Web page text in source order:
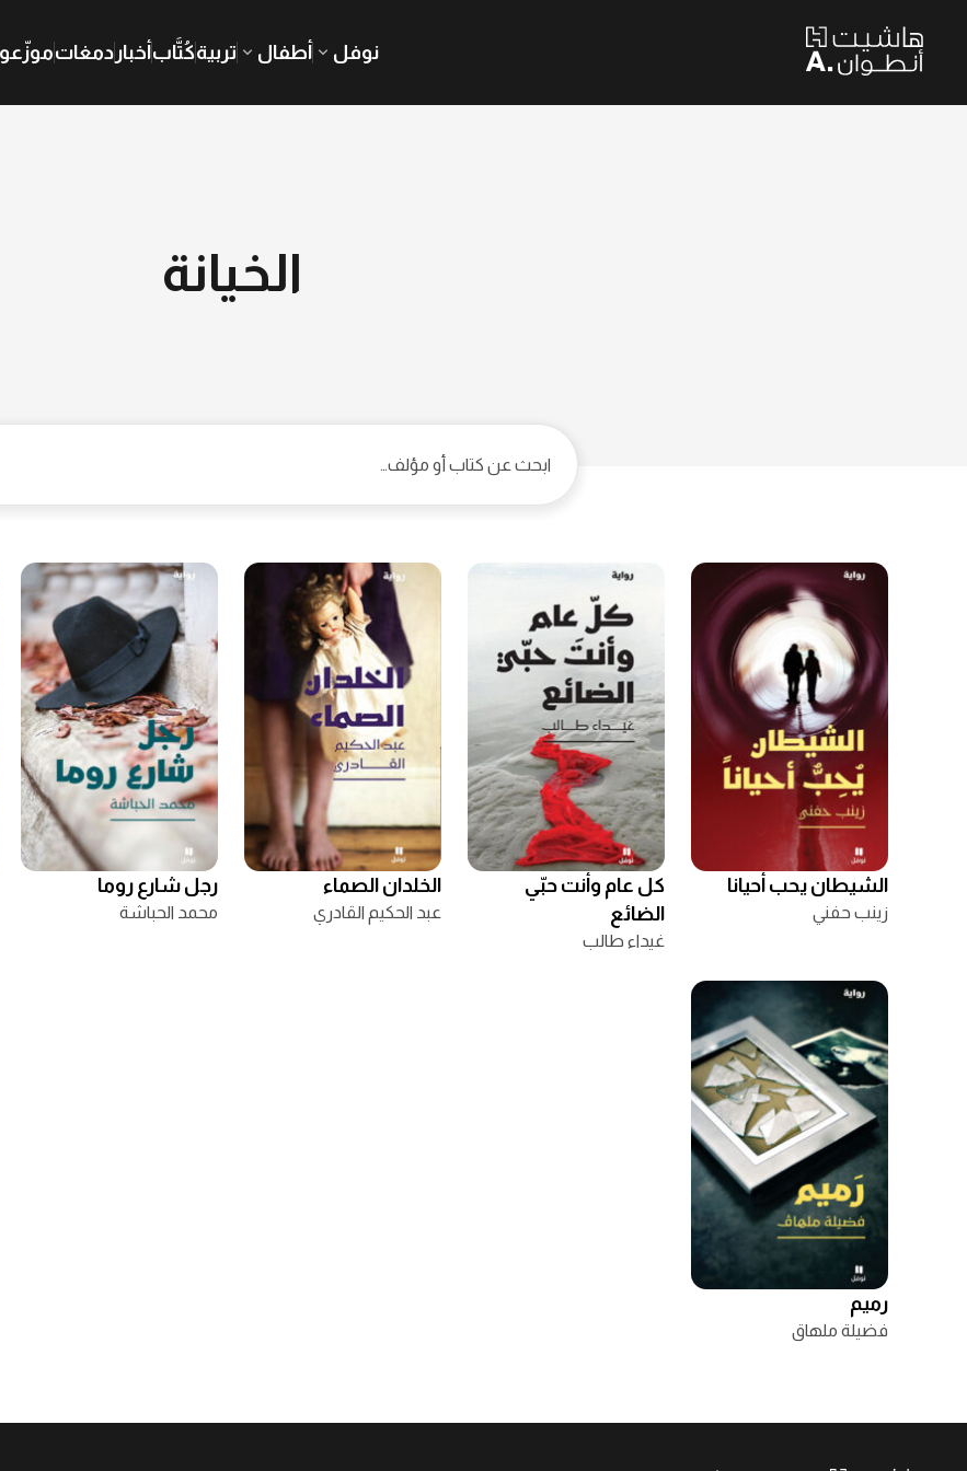
نوفل أطفال تربيةكُتَّابأخبار دمغات
الخيانة
الشيطان يحب أحيانا
زينب حفني
كل عام وأنت حبّي
الضائع
غيداء طالب
الخلدان الصماء
عبد الحكيم القادري
رجل شارع روما
محمد الحباشة
رميم
فضيلة ملهاق